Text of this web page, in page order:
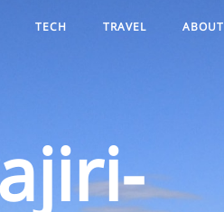
TECH TRAVEL ABOUT